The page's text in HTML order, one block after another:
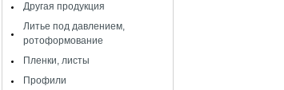
Другая продукция
Литье под давлением,
ротоформование
Пленки, листы
Профили